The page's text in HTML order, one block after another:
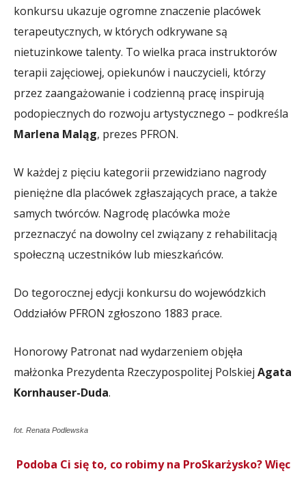
konkursu ukazuje ogromne znaczenie placówek
terapeutycznych, w których odkrywane są
nietuzinkowe talenty. To wielka praca instruktorów
terapii zajęciowej, opiekunów i nauczycieli, którzy
przez zaangażowanie i codzienną pracę inspirują
podopiecznych do rozwoju artystycznego – podkreśla
Marlena Maląg, prezes PFRON.
W każdej z pięciu kategorii przewidziano nagrody
pieniężne dla placówek zgłaszających prace, a także
samych twórców. Nagrodę placówka może
przeznaczyć na dowolny cel związany z rehabilitacją
społeczną uczestników lub mieszkańców.
Do tegorocznej edycji konkursu do wojewódzkich
Oddziałów PFRON zgłoszono 1883 prace.
Honorowy Patronat nad wydarzeniem objęła
małżonka Prezydenta Rzeczypospolitej Polskiej Agata
Kornhauser-Duda.
fot. Renata Podlewska
Podoba Ci się to, co robimy na ProSkarżysko? Więc